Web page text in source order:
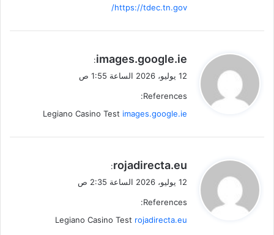
https://tdec.tn.gov/
ي
ق
ل
images.google.ie
:
12 يوليو، 2026 الساعة 1:55 ص
References:
Legiano Casino Test images.google.ie
ي
ق
ل
rojadirecta.eu
:
12 يوليو، 2026 الساعة 2:35 ص
References:
Legiano Casino Test rojadirecta.eu